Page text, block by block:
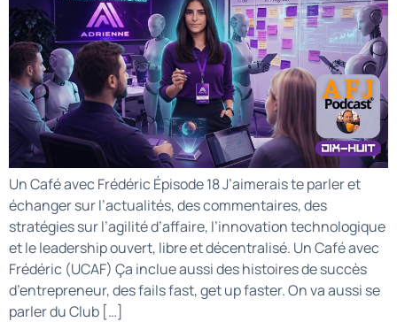
Un Café avec Frédéric Épisode 18 J’aimerais te parler et
échanger sur l’actualités, des commentaires, des
stratégies sur l’agilité d’affaire, l’innovation technologique
et le leadership ouvert, libre et décentralisé. Un Café avec
Frédéric (UCAF) Ça inclue aussi des histoires de succès
d’entrepreneur, des fails fast, get up faster. On va aussi se
parler du Club […]